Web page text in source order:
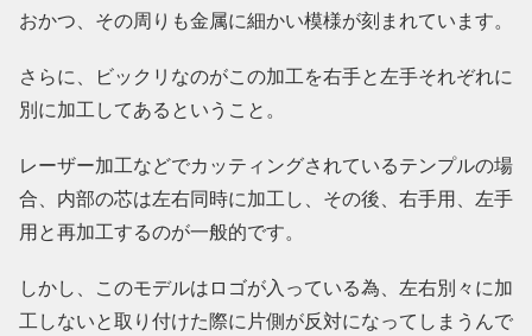
おかつ、その周りも金属に細かい模様が刻まれています。
さらに、ビックリなのがこの加工を右手と左手それぞれに
別に加工してあるということ。
レーザー加工などでカッティングされているテンプルの場
合、内部の芯は左右同時に加工し、その後、右手用、左手
用と再加工するのが一般的です。
しかし、このモデルはロゴが入っている為、左右別々に加
工しないと取り付けた際に片側が反対になってしまうんで